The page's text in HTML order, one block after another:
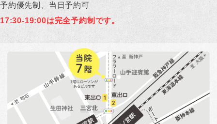
予約優先制、当日予約可
17:30-19:00は完全予約制です。